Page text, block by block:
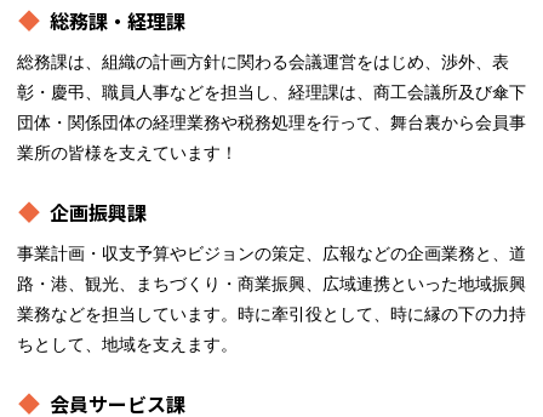
総務課・経理課
総務課は、組織の計画方針に関わる会議運営をはじめ、渉外、表
彰・慶弔、職員人事などを担当し、経理課は、商工会議所及び傘下
団体・関係団体の経理業務や税務処理を行って、舞台裏から会員事
業所の皆様を支えています！
企画振興課
事業計画・収支予算やビジョンの策定、広報などの企画業務と、道
路・港、観光、まちづくり・商業振興、広域連携といった地域振興
業務などを担当しています。時に牽引役として、時に縁の下の力持
ちとして、地域を支えます。
会員サービス課